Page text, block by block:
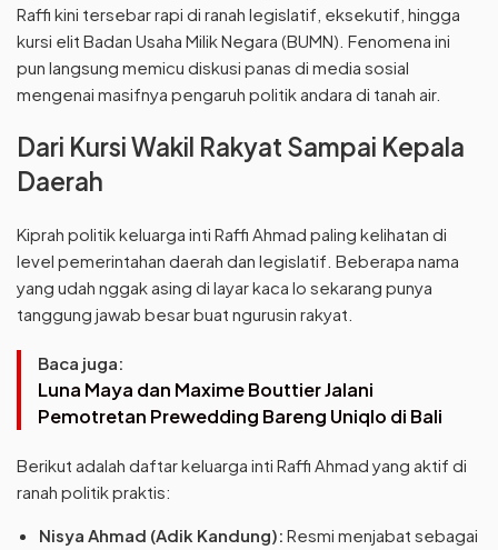
Raffi kini tersebar rapi di ranah legislatif, eksekutif, hingga
kursi elit Badan Usaha Milik Negara (BUMN). Fenomena ini
pun langsung memicu diskusi panas di media sosial
mengenai masifnya pengaruh politik andara di tanah air.
Dari Kursi Wakil Rakyat Sampai Kepala
Daerah
Kiprah politik keluarga inti Raffi Ahmad paling kelihatan di
level pemerintahan daerah dan legislatif. Beberapa nama
yang udah nggak asing di layar kaca lo sekarang punya
tanggung jawab besar buat ngurusin rakyat.
Baca juga:
Luna Maya dan Maxime Bouttier Jalani
Pemotretan Prewedding Bareng Uniqlo di Bali
Berikut adalah daftar keluarga inti Raffi Ahmad yang aktif di
ranah politik praktis:
Nisya Ahmad (Adik Kandung): Resmi menjabat sebagai